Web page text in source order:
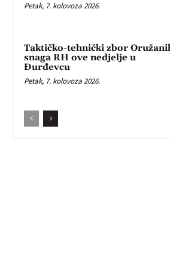
Petak, 7. kolovoza 2026.
Taktičko-tehnički zbor
snaga RH ove nedjelje u
Đurđevcu
Petak, 7. kolovoza 2026.